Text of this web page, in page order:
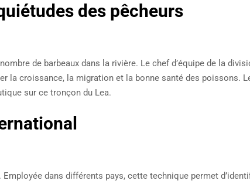
des pêcheurs
de barbeaux dans la rivière. Le chef d’équipe de la
la croissance, la migration et la bonne santé des poissons.
sur ce tronçon du Lea.
dans différents pays, cette technique permet